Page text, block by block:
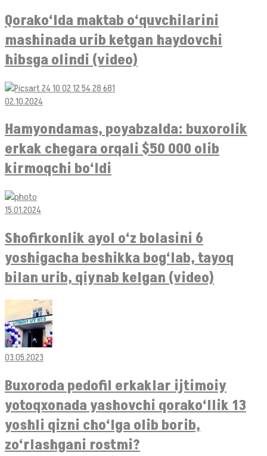
Qorako‘lda maktab o‘quvchilarini
mashinada urib ketgan haydovchi
hibsga olindi (video)
02.10.2024
Hamyondamas, poyabzalda: buxorolik
erkak chegara orqali $50 000 olib
kirmoqchi bo‘ldi
15.01.2024
Shofirkonlik ayol o‘z bolasini 6
yoshigacha beshikka bog‘lab, tayoq
bilan urib, qiynab kelgan (video)
03.05.2023
Buxoroda pedofil erkaklar ijtimoiy
yotoqxonada yashovchi qorako‘llik 13
yoshli qizni cho‘lga olib borib,
zo‘rlashgani rostmi?